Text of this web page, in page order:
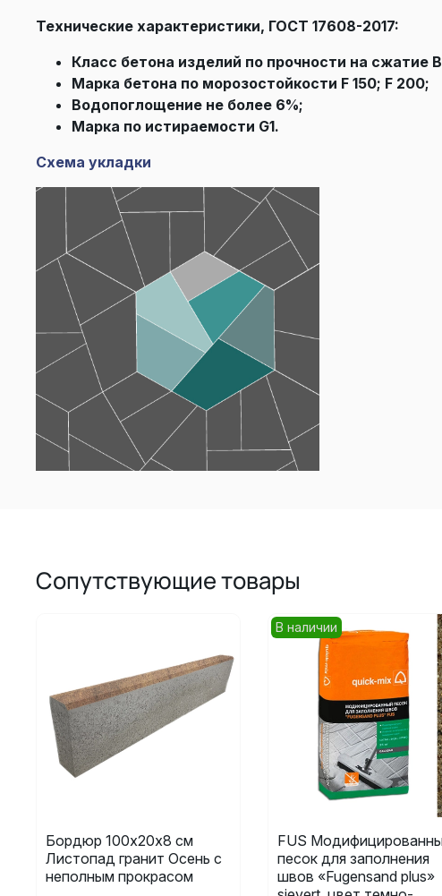
Технические характеристики, ГОСТ 17608-2017:
Класс бетона изделий по прочности на сжатие
Марка бетона по морозостойкости F 150; F 200;
Водопоглощение не более 6%;
Марка по истираемости G1.
Схема укладки
Сопутствующие товары
Бордюр 100х20х8 см
Листопад гранит Осень с
неполным прокрасом
В наличии
FUS
песок для заполнения
швов «Fugensand plus»